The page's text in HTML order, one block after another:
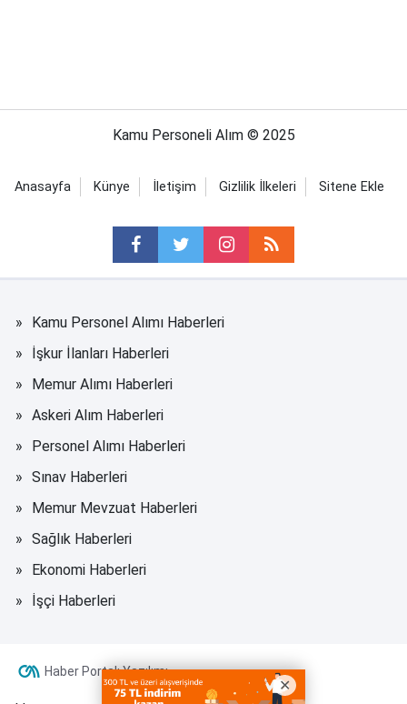
Kamu Personeli Alım © 2025
Anasayfa Künye İletişim Gizlilik İlkeleri Sitene Ekle
Kamu Personel Alımı Haberleri
İşkur İlanları Haberleri
Memur Alımı Haberleri
Askeri Alım Haberleri
Personel Alımı Haberleri
Sınav Haberleri
Memur Mevzuat Haberleri
Sağlık Haberleri
Ekonomi Haberleri
İşçi Haberleri
Haber Portalı Yazılımı